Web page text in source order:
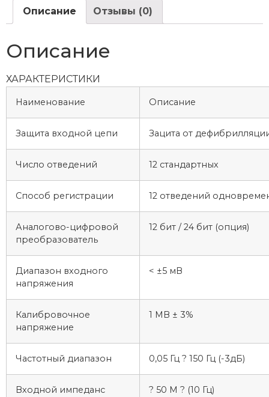
Описание Отзывы (0)
Описание
ХАРАКТЕРИСТИКИ
Наименование Описание
Защита входной цепи Зацита от
Число отведений 12 стандартных
Способ регистрации 12 отведений
Аналогово-цифровой
преобразователь
12 бит / 24 бит (опция)
Диапазон входного
напряжения
< ±5 мВ
Калибровочное
напряжение
1 МВ ± 3%
Частотный диапазон 0,05 Гц ? 150 Гц (-3дБ)
Входной импеданс ? 50 М ? (10 Гц)